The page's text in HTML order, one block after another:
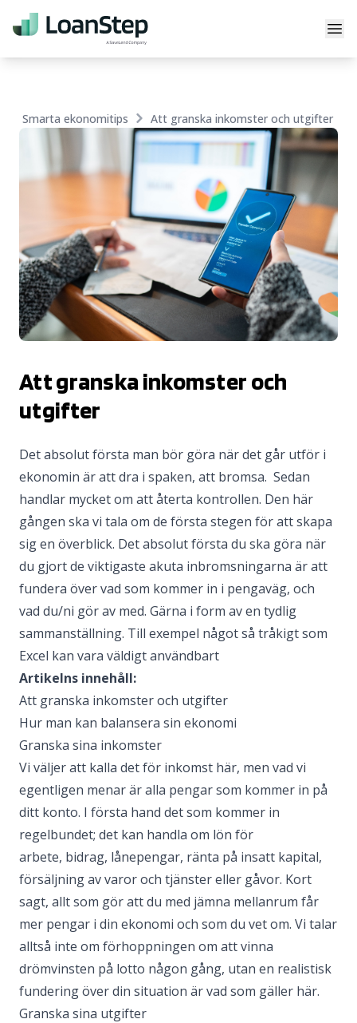
Skip to content
Till startsidan
Smarta ekonomitips Att granska inkomster och utgifter
Att granska inkomster och
utgifter
Det absolut första man bör göra när det går utför i
ekonomin är att dra i spaken, att bromsa. Sedan
handlar mycket om att återta kontrollen. Den här
gången ska vi tala om de första stegen för att skapa
sig en överblick. Det absolut första du ska göra när
du gjort de viktigaste akuta inbromsningarna är att
fundera över vad som kommer in i pengaväg, och
vad du/ni gör av med. Gärna i form av en tydlig
sammanställning. Till exempel något så tråkigt som
Excel kan vara väldigt användbart
Artikelns innehåll:
Att granska inkomster och utgifter
Hur man kan balansera sin ekonomi
Granska sina inkomster
Vi väljer att kalla det för inkomst här, men vad vi
egentligen menar är alla pengar som kommer in på
ditt konto. I första hand det som kommer in
regelbundet; det kan handla om lön för
arbete, bidrag, lånepengar, ränta på insatt kapital,
försäljning av varor och tjänster eller gåvor. Kort
sagt, allt som gör att du med jämna mellanrum får
mer pengar i din ekonomi och som du vet om. Vi talar
alltså inte om förhoppningen om att vinna
drömvinsten på lotto någon gång, utan en realistisk
fundering över din situation är vad som gäller här.
Granska sina utgifter